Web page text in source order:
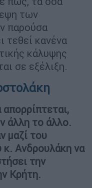
των
παρούσα
τεθεί κανένα
κάλυψης
σε εξέλιξη.
απορρίπτεται,
άλλη το άλλο.
μαζί του
κ. Ανδρουλάκη να
την
Κρήτη.